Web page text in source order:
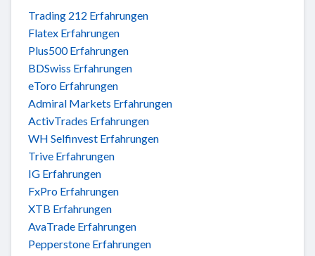
Trading 212 Erfahrungen
Flatex Erfahrungen
Plus500 Erfahrungen
BDSwiss Erfahrungen
eToro Erfahrungen
Admiral Markets Erfahrungen
ActivTrades Erfahrungen
WH Selfinvest Erfahrungen
Trive Erfahrungen
IG Erfahrungen
FxPro Erfahrungen
XTB Erfahrungen
AvaTrade Erfahrungen
Pepperstone Erfahrungen